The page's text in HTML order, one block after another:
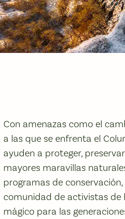
Con amenazas como el
a las que se enfrenta el
ayuden a proteger,
mayores maravillas
programas de
comunidad de activistas de
mágico para las